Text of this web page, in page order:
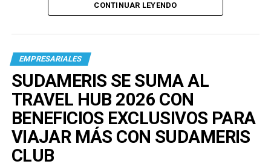
CONTINUAR LEYENDO
EMPRESARIALES
SUDAMERIS SE SUMA AL
TRAVEL HUB 2026 CON
BENEFICIOS EXCLUSIVOS PARA
VIAJAR MÁS CON SUDAMERIS
CLUB